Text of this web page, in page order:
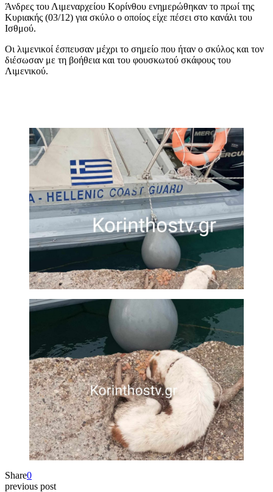
Άνδρες του Λιμεναρχείου Κορίνθου ενημερώθηκαν το πρωί της
Κυριακής (03/12) για σκύλο ο οποίος είχε πέσει στο κανάλι του
Ισθμού.
Οι λιμενικοί έσπευσαν μέχρι το σημείο που ήταν ο σκύλος και τον
διέσωσαν με τη βοήθεια και του φουσκωτού σκάφους του
Λιμενικού.
Share0
previous post